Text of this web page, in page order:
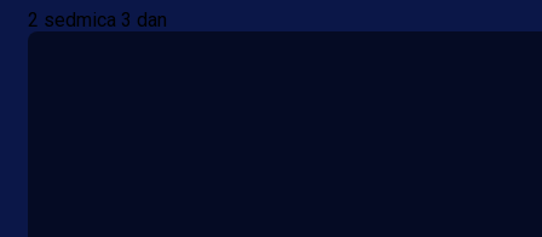
2 sedmica 3 dan